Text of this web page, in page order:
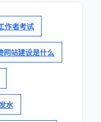
作者考试
站建设是什么
水